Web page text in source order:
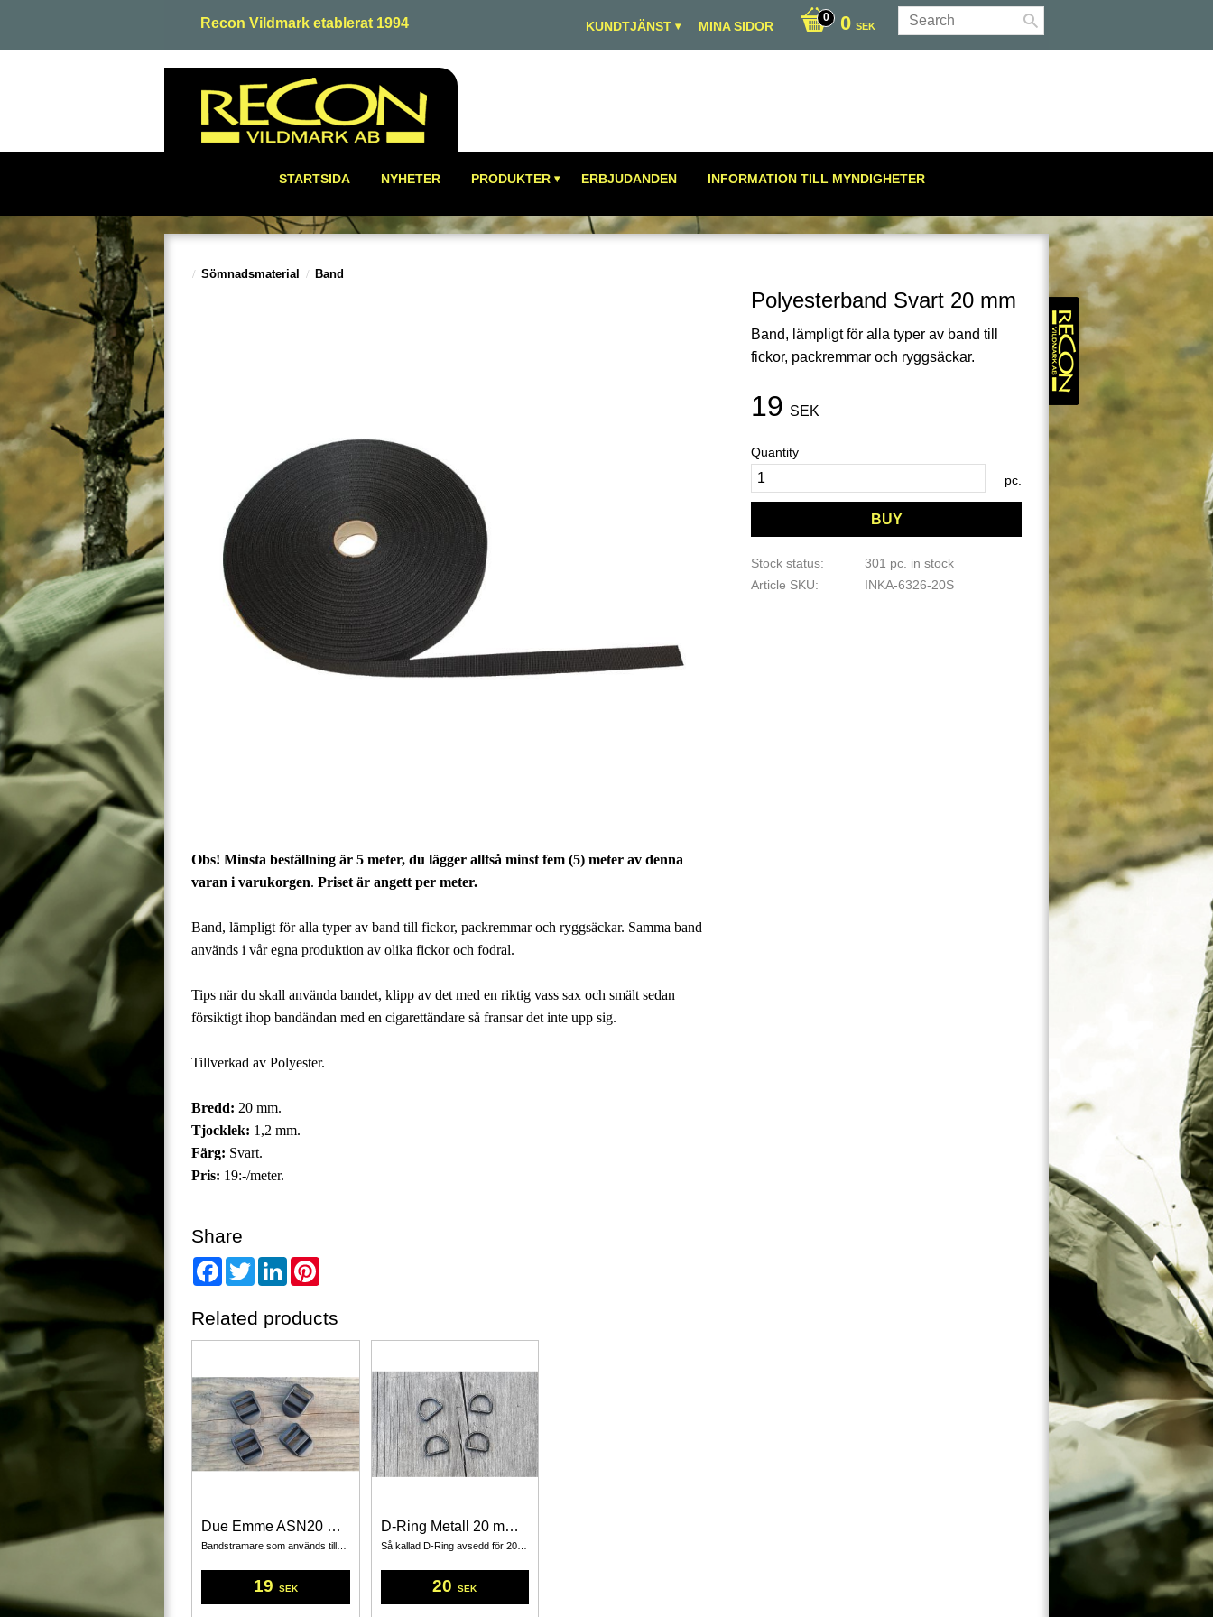
Recon Vildmark etablerat 1994 0 SEK
MINA SIDOR
KUNDTJÄNST
STARTSIDA NYHETER PRODUKTER ERBJUDANDEN INFORMATION TILL MYNDIGHETER
Sömnadsmaterial Band
Polyesterband Svart 20 mm
Band, lämpligt för alla typer av band till
fickor, packremmar och ryggsäckar.
19 SEK
Quantity
pc.
BUY
Stock status
301 pc. in stock
Article SKU
INKA-6326-20S
Obs! Minsta beställning är 5 meter, du lägger alltså minst fem (5) meter av denna
varan i varukorgen. Priset är angett per meter.
Band, lämpligt för alla typer av band till fickor, packremmar och ryggsäckar. Samma band
används i vår egna produktion av olika fickor och fodral.
Tips när du skall använda bandet, klipp av det med en riktig vass sax och smält sedan
försiktigt ihop bandändan med en cigarettändare så fransar det inte upp sig.
Tillverkad av Polyester.
Bredd: 20 mm.
Tjocklek: 1,2 mm.
Färg: Svart.
Pris: 19:-/meter.
Share
Facebook
TwitterLinkedIn
Related products
Due Emme ASN20 Bandstramare 20 mm Svart 4 Pack
19 SEK
D-Ring Metall 20 mm Svart 4 Pack
Så kallad D-Ring avsedd för 20 mm:s band.
20 SEK